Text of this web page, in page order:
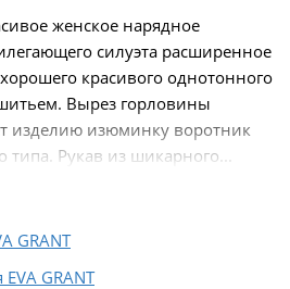
женское нарядное
силуэта расширенное
красивого однотонного
Вырез горловины
изделию изюминку воротник
Рукав из шикарного...
GRANT
GRANT